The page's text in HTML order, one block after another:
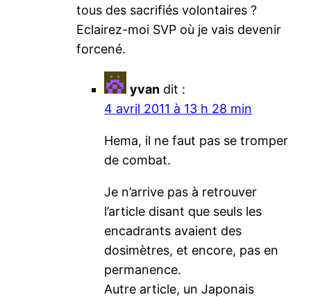
tous des sacrifiés volontaires ?
Eclairez-moi SVP où je vais devenir
forcené.
yvan dit :
4 avril 2011 à 13 h 28 min
Hema, il ne faut pas se tromper
de combat.
Je n’arrive pas à retrouver
l’article disant que seuls les
encadrants avaient des
dosimètres, et encore, pas en
permanence.
Autre article, un Japonais